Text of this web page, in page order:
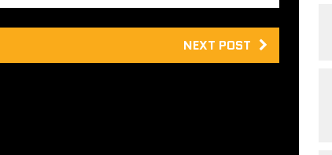
NEXT POST